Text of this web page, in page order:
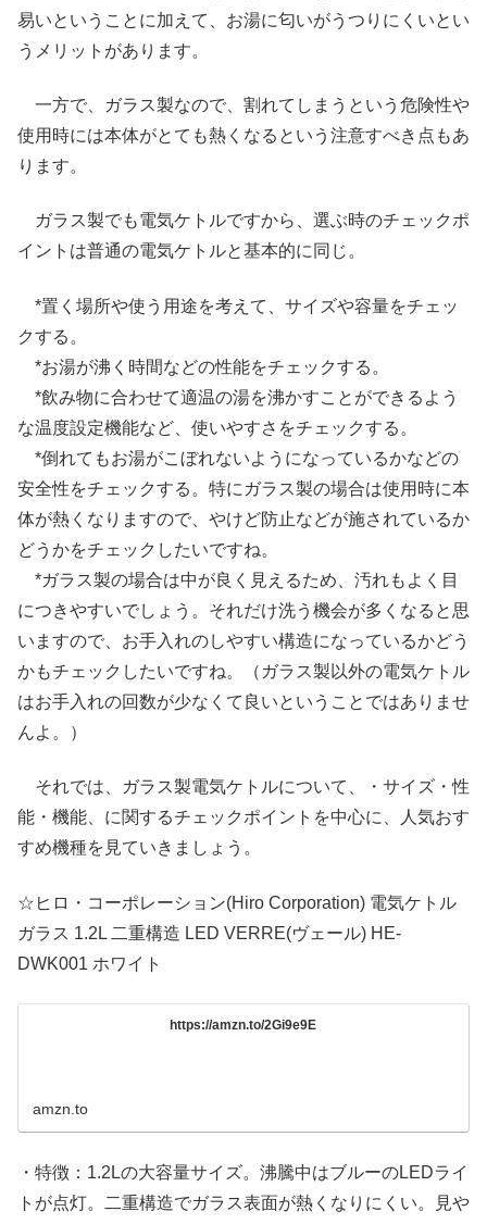
易いということに加えて、お湯に匂いがうつりにくいとい
うメリットがあります。
一方で、ガラス製なので、割れてしまうという危険性や
使用時には本体がとても熱くなるという注意すべき点もあ
ります。
ガラス製でも電気ケトルですから、選ぶ時のチェックポ
イントは普通の電気ケトルと基本的に同じ。
*置く場所や使う用途を考えて、サイズや容量をチェッ
クする。
*お湯が沸く時間などの性能をチェックする。
*飲み物に合わせて適温の湯を沸かすことができるよう
な温度設定機能など、使いやすさをチェックする。
*倒れてもお湯がこぼれないようになっているかなどの
安全性をチェックする。特にガラス製の場合は使用時に本
体が熱くなりますので、やけど防止などが施されているか
どうかをチェックしたいですね。
*ガラス製の場合は中が良く見えるため、汚れもよく目
につきやすいでしょう。それだけ洗う機会が多くなると思
いますので、お手入れのしやすい構造になっているかどう
かもチェックしたいですね。（ガラス製以外の電気ケトル
はお手入れの回数が少なくて良いということではありませ
んよ。）
それでは、ガラス製電気ケトルについて、・サイズ・性
能・機能、に関するチェックポイントを中心に、人気おす
すめ機種を見ていきましょう。
☆ヒロ・コーポレーション(Hiro Corporation) 電気ケトル
ガラス 1.2L 二重構造 LED VERRE(ヴェール) HE-
DWK001 ホワイト
https://amzn.to/2Gi9e9E
amzn.to
・特徴：1.2Lの大容量サイズ。沸騰中はブルーのLEDライ
トが点灯。二重構造でガラス表面が熱くなりにくい。見や